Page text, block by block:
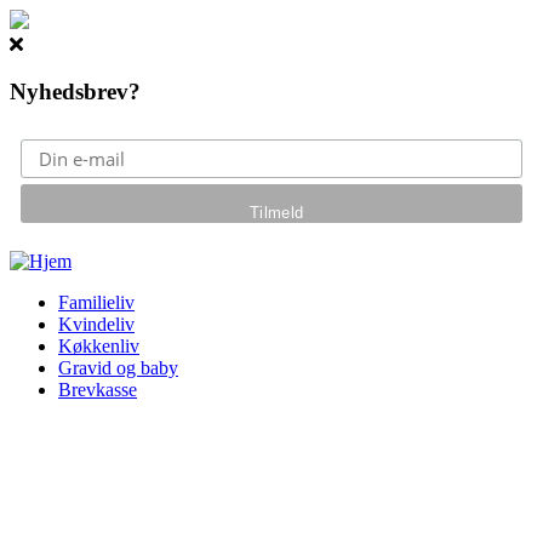
Nyhedsbrev?
Gå til hovedindhold
Familieliv
Kvindeliv
Køkkenliv
Gravid og baby
Brevkasse